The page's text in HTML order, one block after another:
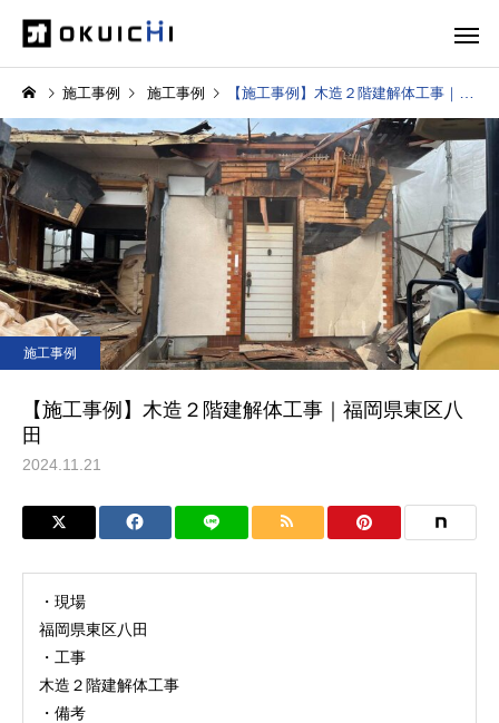
施工事例 施工事例 【施工事例】木造２階建解体工事｜福岡県東区八田
施工事例
【施工事例】木造２階建解体工事｜福岡県東区八
田
2024.11.21
・現場
福岡県東区八田
・工事
木造２階建解体工事
・備考